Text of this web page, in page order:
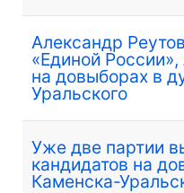
Александр
«Единой
на довыборах в
Уральского
Уже две партии
кандидатов на
Каменска-